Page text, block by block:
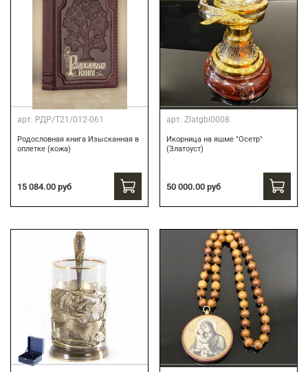
арт. РДР/Т21/012-061
Родословная книга Изысканная в
оплетке (кожа)
15 084.00 руб
арт. Zlatgbi0008
Икорница на яшме "Осетр"
(Златоуст)
50 000.00 руб